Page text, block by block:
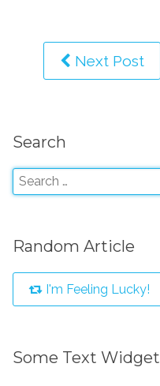
Next Post
Search
Random Article
I'm Feeling Lucky!
Some Text Widget